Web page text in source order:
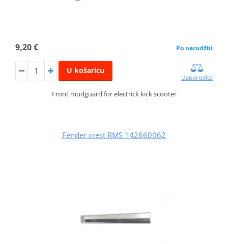
9,20 € Po narudžbi
U košaricu
Usporedite
Front mudguard for electrick kick scooter
Fender crest RMS 142660062